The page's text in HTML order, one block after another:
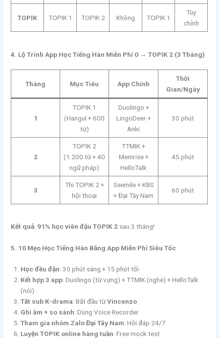
TOPIK TOPIK 1 TOPIK 2 Không TOPIK 1
Tùy
chỉnh
4. Lộ Trình App Học Tiếng Hàn Miễn Phí 0 → TOPIK 2 (3 Tháng)
Tháng Mục Tiêu App Chính
Thời
Gian/Ngày
1
TOPIK 1
(Hangul + 600
từ)
Duolingo +
LingoDeer +
Anki
30 phút
2
TOPIK 2
(1.200 từ + 40
ngữ pháp)
TTMIK +
Memrise +
HelloTalk
45 phút
3
Thi TOPIK 2 +
hội thoại
Seemile + KBS
+ Đại Tây Nam
60 phút
Kết quả: 91% học viên đậu TOPIK 2 sau 3 tháng!
5. 10 Mẹo Học Tiếng Hàn Bằng App Miễn Phí Siêu Tốc
Học đều đặn: 30 phút sáng + 15 phút tối
Kết hợp 3 app: Duolingo (từ vựng) + TTMIK (nghe) + HelloTalk
(nói)
Tắt sub K-drama: Bắt đầu từVincenzo
Ghi âm + so sánh: Dùng Voice Recorder
Tham gia nhóm Zalo Đại Tây Nam: Hỏi đáp 24/7
Luyện TOPIK online hàng tuần: Free mock test